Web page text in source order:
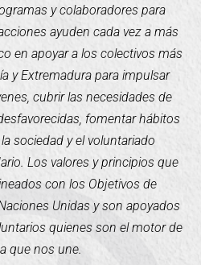
y colaboradores para
ayuden cada vez a más
en apoyar a los colectivos más
y Extremadura para impulsar
cubrir las necesidades de
fomentar hábitos
sociedad y el voluntariado
Los valores y principios que
con los Objetivos de
Unidas y son apoyados
quienes son el motor de
que nos une.